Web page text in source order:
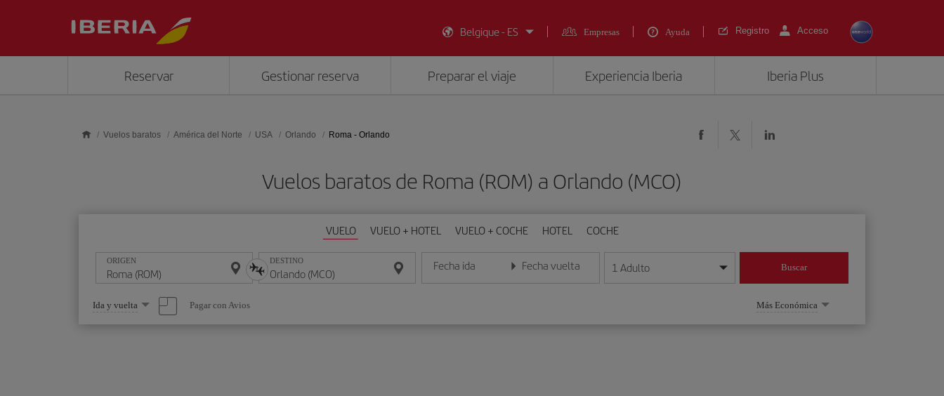
Belgique - ES
Empresas Ayuda Registro Acceso
Reservar Gestionar reserva Preparar el viaje Experiencia Iberia Iberia Plus
Vuelos baratos América del Norte USA Orlando Roma - Orlando
Vuelos baratos de Roma (ROM) a Orlando (MCO)
VUELO VUELO + HOTEL VUELO + COCHE HOTEL COCHE
ORIGEN DESTINO Fecha ida
Introduce la fecha en formato día/mes/año
Fecha vuelta
Introduce la fecha en formato día/mes/año
1 Adulto Buscar
Seleccione
una
opción
Ida y vuelta Pagar con Avios Más Económica